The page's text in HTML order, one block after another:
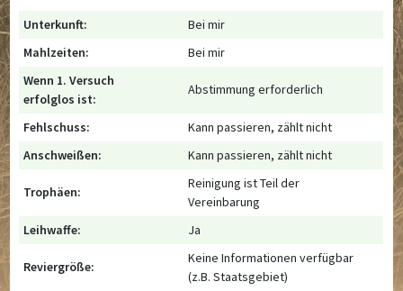
Unterkunft:
Bei mir
Mahlzeiten:
Bei mir
Wenn 1. Versuch
erfolglos ist:
Abstimmung erforderlich
Fehlschuss:
Kann passieren, zählt nicht
Anschweißen:
Kann passieren, zählt nicht
Trophäen:
Reinigung ist Teil der
Vereinbarung
Leihwaffe:
Ja
Reviergröße:
Keine Informationen verfügbar
(z.B. Staatsgebiet)